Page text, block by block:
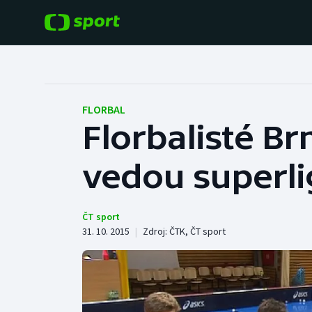
Hokej
Tenis
Cyklistika
Baseball a softbal
Basketbal
Boby a skeleton
Box
FLORBAL
Florbalisté
vedou
ČT sport
31. 10. 2015 | Zdroj: ČTK, ČT sport